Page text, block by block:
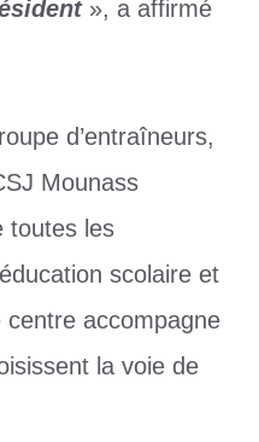
», a affirmé
d’entraîneurs,
Mounass
toutes les
scolaire et
accompagne
la voie de